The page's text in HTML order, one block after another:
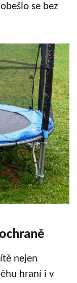
se bez
nejen
hraní i v